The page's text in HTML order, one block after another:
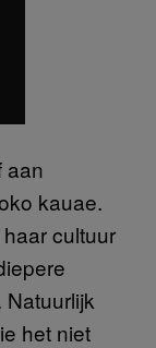
aan
kauae.
cultuur
het niet